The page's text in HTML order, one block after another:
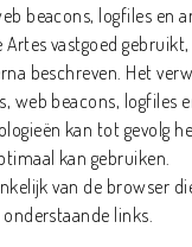
beacons, logfiles en
vastgoed
beschreven. Het
web beacons, logfiles
kan tot gevolg
kan gebruiken.
van de browser
links.